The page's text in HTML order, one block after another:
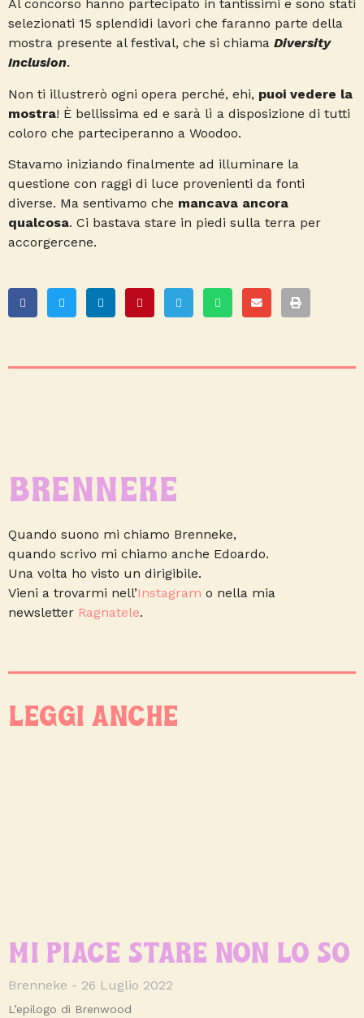
Al concorso hanno partecipato in tantissimi e sono stati
selezionati 15 splendidi lavori che faranno parte della
mostra presente al festival, che si chiama Diversity
Inclusion.
Non ti illustrerò ogni opera perché, ehi, puoi vedere la
mostra! È bellissima ed e sarà lì a disposizione di tutti
coloro che parteciperanno a Woodoo.
Stavamo iniziando finalmente ad illuminare la
questione con raggi di luce provenienti da fonti
diverse. Ma sentivamo che mancava ancora
qualcosa. Ci bastava stare in piedi sulla terra per
accorgercene.
BRENNEKE
Quando suono mi chiamo Brenneke,
quando scrivo mi chiamo anche Edoardo.
Una volta ho visto un dirigibile.
Vieni a trovarmi nell’Instagram o nella mia
newsletter Ragnatele.
LEGGI ANCHE
MI PIACE STARE NON LO SO
Brenneke 26 Luglio 2022
L’epilogo di Brenwood